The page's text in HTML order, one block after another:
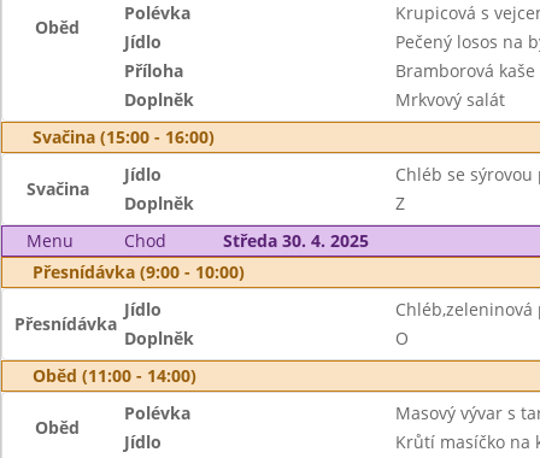
Oběd
Polévka
Krupicová s
Jídlo
Pečený losos na
Příloha
Bramborová kaše
Doplněk
Mrkvový salát
Svačina (15:00 - 16:00)
Svačina
Jídlo
Chléb se
Doplněk
Z
Menu
Chod
Středa 30. 4. 2025
Přesnídávka (9:00 - 10:00)
Přesnídávka
Jídlo
Chléb,zeleninová
Doplněk
O
Oběd (11:00 - 14:00)
Oběd
Polévka
Masový vývar s
Jídlo
Krůtí masíčko na